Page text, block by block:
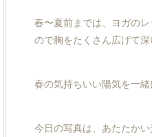
春〜夏前までは、ヨガの
ので胸をたくさん広げて
春の気持ちいい陽気を一
今日の写真は、あたたか